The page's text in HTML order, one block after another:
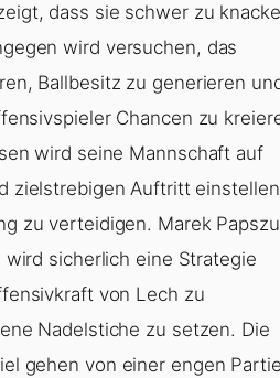
dass sie schwer zu
wird versuchen, das
Ballbesitz zu generieren
Chancen zu
wird seine Mannschaft auf
zielstrebigen Auftritt
zu verteidigen. Marek
wird sicherlich eine Strategie
von Lech zu
Nadelstiche zu setzen. Die
gehen von einer engen